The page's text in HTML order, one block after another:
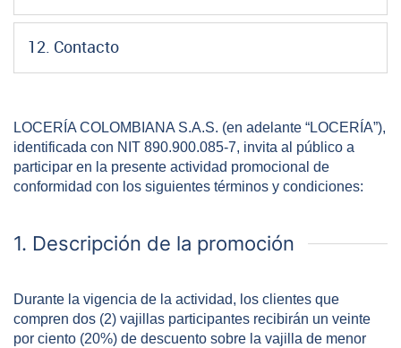
12. Contacto
LOCERÍA COLOMBIANA S.A.S. (en adelante “LOCERÍA”),
identificada con NIT 890.900.085-7, invita al público a
participar en la presente actividad promocional de
conformidad con los siguientes términos y condiciones:
1. Descripción de la promoción
Durante la vigencia de la actividad, los clientes que
compren dos (2) vajillas participantes recibirán un veinte
por ciento (20%) de descuento sobre la vajilla de menor